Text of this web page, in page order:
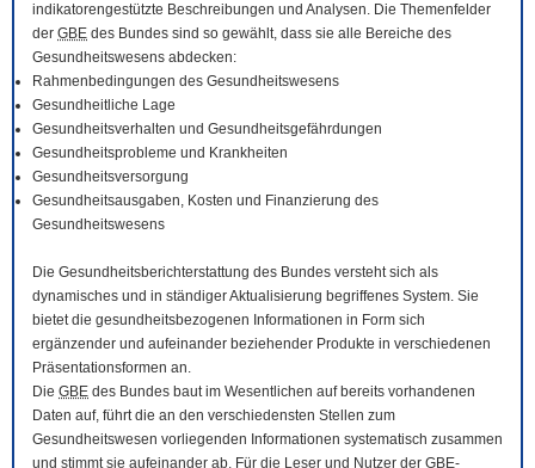
indikatorengestützte Beschreibungen und Analysen. Die Themenfelder
der GBE des Bundes sind so gewählt, dass sie alle Bereiche des
Gesundheitswesens abdecken:
Rahmenbedingungen des Gesundheitswesens
Gesundheitliche Lage
Gesundheitsverhalten und Gesundheitsgefährdungen
Gesundheitsprobleme und Krankheiten
Gesundheitsversorgung
Gesundheitsausgaben, Kosten und Finanzierung des
Gesundheitswesens
Die Gesundheitsberichterstattung des Bundes versteht sich als
dynamisches und in ständiger Aktualisierung begriffenes System. Sie
bietet die gesundheitsbezogenen Informationen in Form sich
ergänzender und aufeinander beziehender Produkte in verschiedenen
Präsentationsformen an.
Die GBE des Bundes baut im Wesentlichen auf bereits vorhandenen
Daten auf, führt die an den verschiedensten Stellen zum
Gesundheitswesen vorliegenden Informationen systematisch zusammen
und stimmt sie aufeinander ab. Für die Leser und Nutzer der GBE-